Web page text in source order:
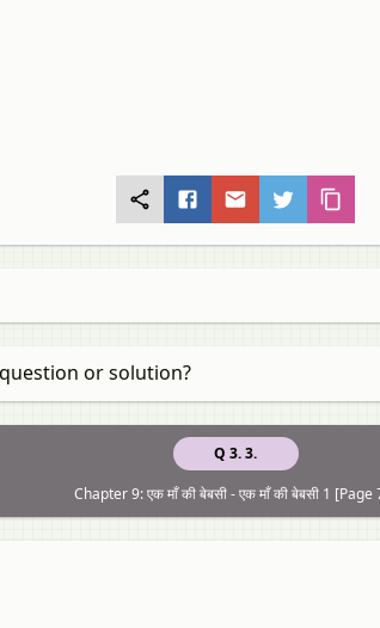
or solution?
Q 3. 3.
Chapter 9: एक माँ की बेबसी - एक माँ की बेबसी 1 [Page